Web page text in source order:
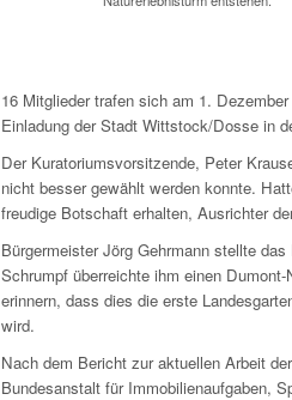
16 Mitglieder trafen sich am 1.
Einladung der Stadt Wittstock/Dosse in
Der Kuratoriumsvorsitzende, Peter
nicht besser gewählt werden konnte.
freudige Botschaft erhalten, Ausrichter
Bürgermeister Jörg Gehrmann stellte
Schrumpf überreichte ihm einen
erinnern, dass dies die erste
wird.
Nach dem Bericht zur aktuellen Arbeit
Bundesanstalt für Immobilienaufgaben,